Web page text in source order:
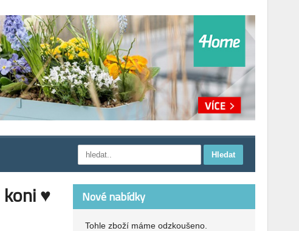
♥ Nové nabídky
Tohle zboží máme odzkoušeno.